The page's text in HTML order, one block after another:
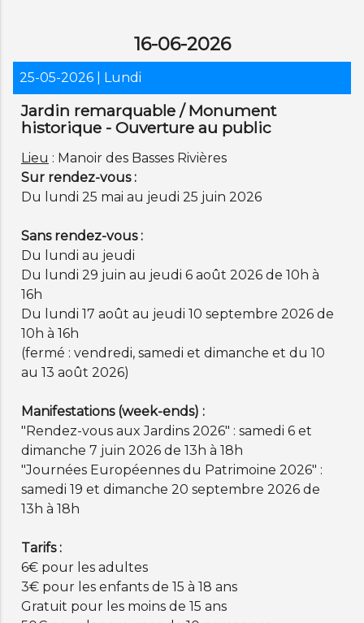
16-06-2026
25-05-2026 | Lundi
Jardin remarquable / Monument
historique - Ouverture au public
Lieu : Manoir des Basses Rivières
Sur rendez-vous :
Du lundi 25 mai au jeudi 25 juin 2026
Sans rendez-vous :
Du lundi au jeudi
Du lundi 29 juin au jeudi 6 août 2026 de 10h à
16h
Du lundi 17 août au jeudi 10 septembre 2026 de
10h à 16h
(fermé : vendredi, samedi et dimanche et du 10
au 13 août 2026)
Manifestations (week-ends) :
"Rendez-vous aux Jardins 2026" : samedi 6 et
dimanche 7 juin 2026 de 13h à 18h
"Journées Européennes du Patrimoine 2026" :
samedi 19 et dimanche 20 septembre 2026 de
13h à 18h
Tarifs :
6€ pour les adultes
3€ pour les enfants de 15 à 18 ans
Gratuit pour les moins de 15 ans